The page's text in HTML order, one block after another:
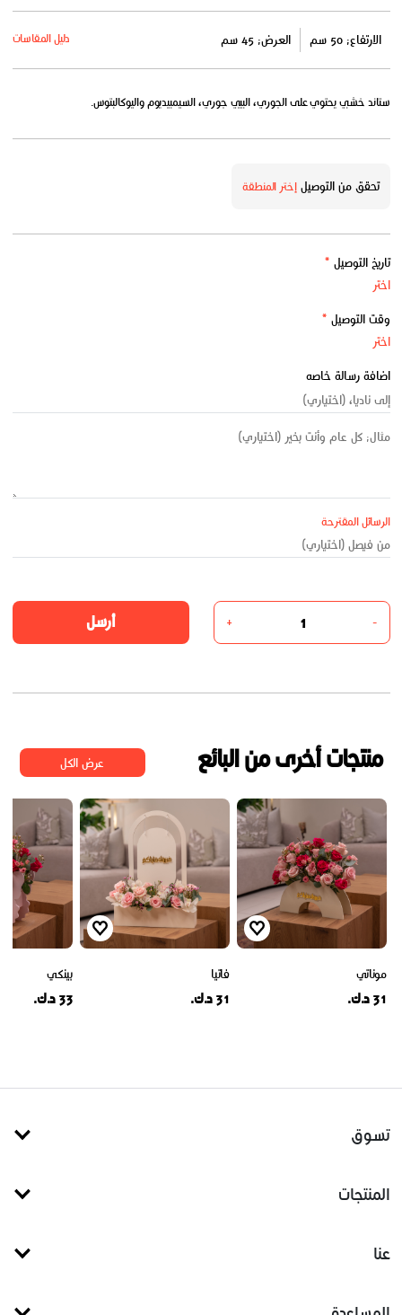
الارتفاع: 50 سم العرض: 45 سم دليل المقاسات
ستاند خشبي يحتوي على الجوري، البيبي جوري، السيمبيديوم واليوكالبتوس.
تحقق من التوصيلإختر المنطقة
تاريخ التوصيل *
وقت التوصيل *
اضافة رسالة خاصه
الرسائل المقترحة
-
+ أرسل
منتجات أخرى من البائع عرض الكل
موناتي
31 د.ك.
فاتيا
31 د.ك.
بينكي
33 د.ك.
تسوق
المنتجات
عنا